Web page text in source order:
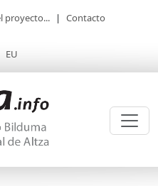
proyecto... | Contacto
EU